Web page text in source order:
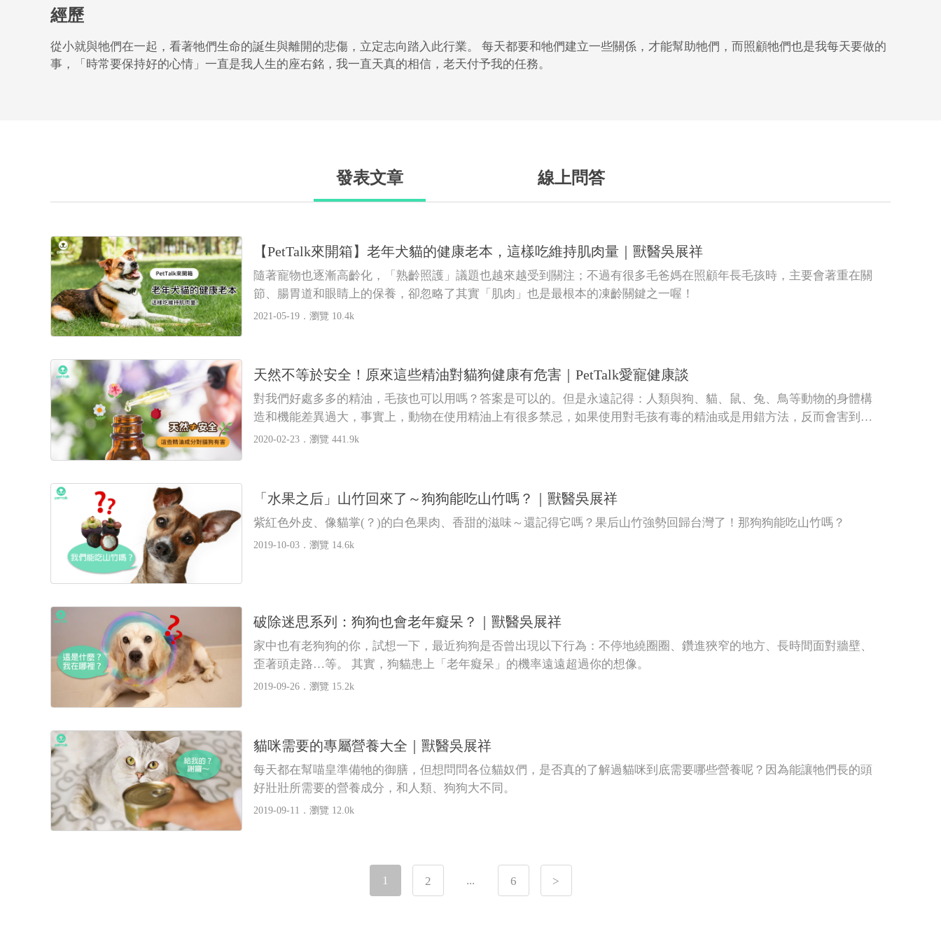
經歷
從小就與牠們在一起，看著牠們生命的誕生與離開的悲傷，立定志向踏入此行業。 每天都要和牠們建立一些關係，才能幫助牠們，而照顧牠們也是我每天要做的
事，「時常要保持好的心情」一直是我人生的座右銘，我一直天真的相信，老天付予我的任務。
發表文章 線上問答
【PetTalk來開箱】老年犬貓的健康老本，這樣吃維持肌肉量｜獸醫吳展祥
隨著寵物也逐漸高齡化，「熟齡照護」議題也越來越受到關注；不過有很多毛爸媽在照顧年長毛孩時，主要會著重在關
節、腸胃道和眼睛上的保養，卻忽略了其實「肌肉」也是最根本的凍齡關鍵之一喔！
2021-05-19． 瀏覽 10.4k
天然不等於安全！原來這些精油對貓狗健康有危害｜PetTalk愛寵健康談
對我們好處多多的精油，毛孩也可以用嗎？答案是可以的。但是永遠記得：人類與狗、貓、鼠、兔、鳥等動物的身體構
造和機能差異過大，事實上，動物在使用精油上有很多禁忌，如果使用對毛孩有毒的精油或是用錯方法，反而會害到牠
們。
2020-02-23． 瀏覽 441.9k
「水果之后」山竹回來了～狗狗能吃山竹嗎？｜獸醫吳展祥
紫紅色外皮、像貓掌(？)的白色果肉、香甜的滋味～還記得它嗎？果后山竹強勢回歸台灣了！那狗狗能吃山竹嗎？
2019-10-03． 瀏覽 14.6k
破除迷思系列：狗狗也會老年癡呆？｜獸醫吳展祥
家中也有老狗狗的你，試想一下，最近狗狗是否曾出現以下行為：不停地繞圈圈、鑽進狹窄的地方、長時間面對牆壁、
歪著頭走路…等。 其實，狗貓患上「老年癡呆」的機率遠遠超過你的想像。
2019-09-26． 瀏覽 15.2k
貓咪需要的專屬營養大全｜獸醫吳展祥
每天都在幫喵皇準備牠的御膳，但想問問各位貓奴們，是否真的了解過貓咪到底需要哪些營養呢？因為能讓牠們長的頭
好壯壯所需要的營養成分，和人類、狗狗大不同。
2019-09-11． 瀏覽 12.0k
1 2 ... 6 >